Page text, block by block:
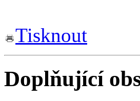
Tisknout
Doplňující